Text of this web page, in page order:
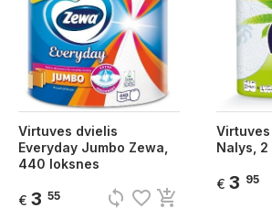
Virtuves dvielis
Everyday Jumbo Zewa,
440 loksnes
€ 3 55 sync favorite_border add_shopping_cart
Nalys, 2
€ 3 95